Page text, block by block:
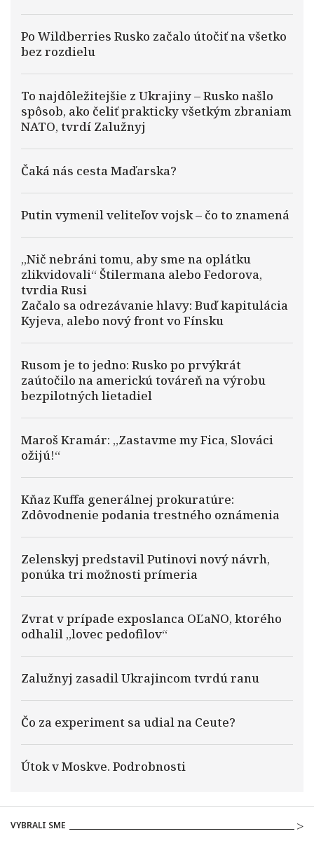
Po Wildberries Rusko začalo útočiť na všetko
bez rozdielu
To najdôležitejšie z Ukrajiny – Rusko našlo
spôsob, ako čeliť prakticky všetkým zbraniam
NATO, tvrdí Zalužnyj
Čaká nás cesta Maďarska?
Putin vymenil veliteľov vojsk – čo to znamená
„Nič nebráni tomu, aby sme na oplátku
zlikvidovali“ Štilermana alebo Fedorova,
tvrdia Rusi
Začalo sa odrezávanie hlavy: Buď kapitulácia
Kyjeva, alebo nový front vo Fínsku
Rusom je to jedno: Rusko po prvýkrát
zaútočilo na americkú továreň na výrobu
bezpilotných lietadiel
Maroš Kramár: „Zastavme my Fica, Slováci
ožijú!“
Kňaz Kuffa generálnej prokuratúre:
Zdôvodnenie podania trestného oznámenia
Zelenskyj predstavil Putinovi nový návrh,
ponúka tri možnosti prímeria
Zvrat v prípade exposlanca OĽaNO, ktorého
odhalil „lovec pedofilov“
Zalužnyj zasadil Ukrajincom tvrdú ranu
Čo za experiment sa udial na Ceute?
Útok v Moskve. Podrobnosti
VYBRALI SME